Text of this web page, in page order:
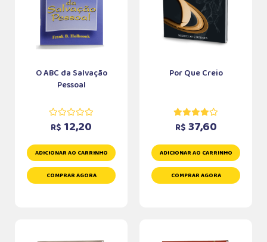
O ABC da Salvação
Pessoal
R$ 12,20
ADICIONAR AO CARRINHO
COMPRAR AGORA
Por Que Creio
R$ 37,60
ADICIONAR AO CARRINHO
COMPRAR AGORA